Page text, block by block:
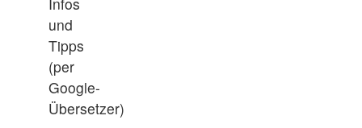
und
Tipps
(per
Google-
Übersetzer)